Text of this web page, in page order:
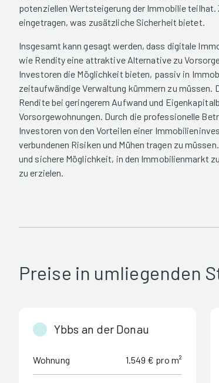
potenziellen Wertsteigerung der Immobilie teilhat.
eingetragen, was zusätzliche Sicherheit bietet.
Insgesamt kann gesagt werden, dass digitale
wie Rendity eine attraktive Alternative zu
Investoren die Möglichkeit bieten, passiv in
zeitaufwändige Verwaltung kümmern zu müssen.
Rendite bei geringerem Aufwand und
Vorsorgewohnungen. Durch die professionelle
Investoren von den Vorteilen einer
verbundenen Risiken und Mühen tragen zu
und sichere Möglichkeit, in den Immobilienmarkt
zu erzielen.
Preise in umliegenden
Ybbs an der Donau
Wohnung 1.549 € pro m²